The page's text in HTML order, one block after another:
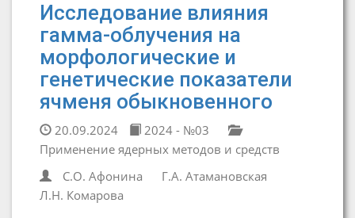
Исследование влияния
гамма-облучения на
морфологические и
генетические показатели
ячменя обыкновенного
20.09.2024
2024 - №03
Применение ядерных методов и средств
С.О. Афонина
Г.А. Атамановская
Л.Н. Комарова